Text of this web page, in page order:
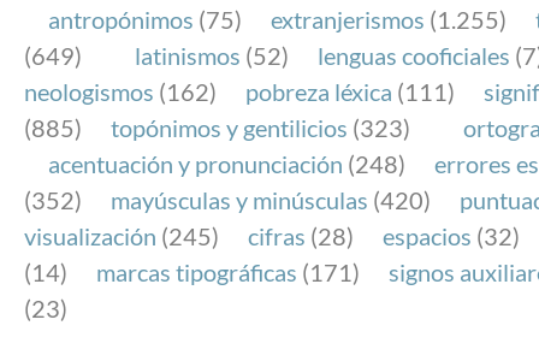
antropónimos (75) extranjerismos (1.255)
(649)
latinismos (52) lenguas cooficiales
neologismos (162) pobreza léxica (111)
(885)
topónimos y gentilicios (323)
acentuación y pronunciación (248)
errores
(352)
mayúsculas y minúsculas (420)
visualización (245) cifras (28) espacios (32)
(14)
marcas tipográficas (171)
signos
(23)